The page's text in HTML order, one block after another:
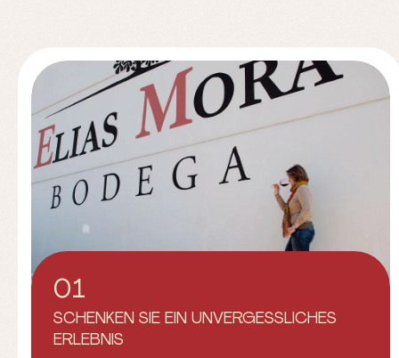
01
SCHENKEN SIE EIN UNVERGESSLICHES
ERLEBNIS